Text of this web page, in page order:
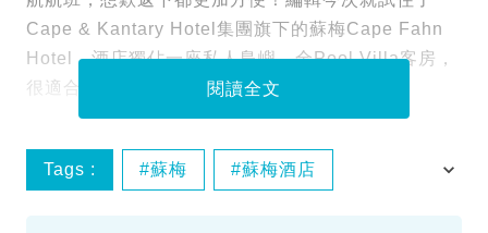
Cape & Kantary Hotel集團旗下的蘇梅Cape Fahn
Hotel，酒店獨佔一座私人島嶼，全Pool Villa客房，
很適合喜歡寧靜的情侶及家庭度假！
閱讀全文
Tags : 蘇梅 蘇梅酒店